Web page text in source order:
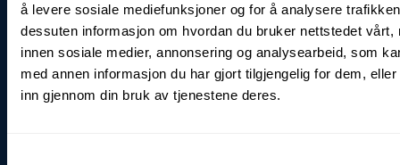
å levere sosiale mediefunksjoner og for å analysere
dessuten informasjon om hvordan du bruker nettstedet vårt,
innen sosiale medier, annonsering og analysearbeid, som
med annen informasjon du har gjort tilgjengelig for dem,
inn gjennom din bruk av tjenestene deres.